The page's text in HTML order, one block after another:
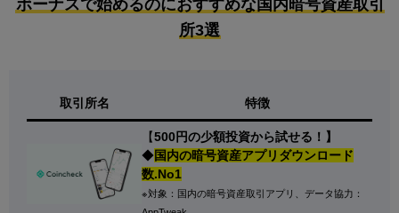
ボーナスで始めるのにおすすめな国内暗号資産取引
所3選
取引所名 特徴
【500円の少額投資から試せる！】
◆国内の暗号資産アプリダウンロード
数.No1
※対象：国内の暗号資産取引アプリ、データ協力：